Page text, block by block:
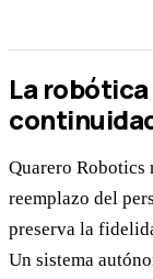
La
Quarero Robotics
reemplazo del
preserva la
Un sistema